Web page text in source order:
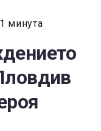
минута